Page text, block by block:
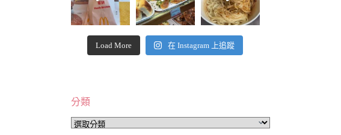
Load More 在 Instagram 上追蹤
分類
分